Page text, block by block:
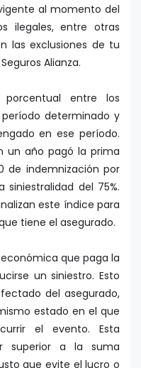
al momento del
ilegales, entre otras
las exclusiones de tu
Alianza.
porcentual entre los
determinado y
en ese período.
un año pagó la prima
de indemnización por
siniestralidad del 75%.
este índice para
tiene el asegurado.
que paga la
un siniestro. Esto
del asegurado,
estado en el que
el evento. Esta
superior a la suma
que evite el lucro o